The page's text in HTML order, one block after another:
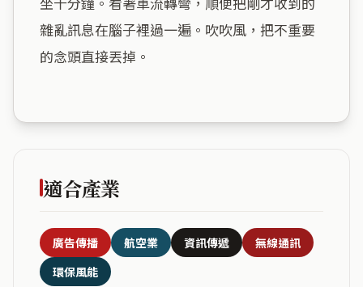
雜亂訊息在腦子裡過一遍。吹吹風，把不重要
的念頭直接丟掉。
適合產業
廣告傳播 航空業 資訊傳遞
無線通訊
環保風能